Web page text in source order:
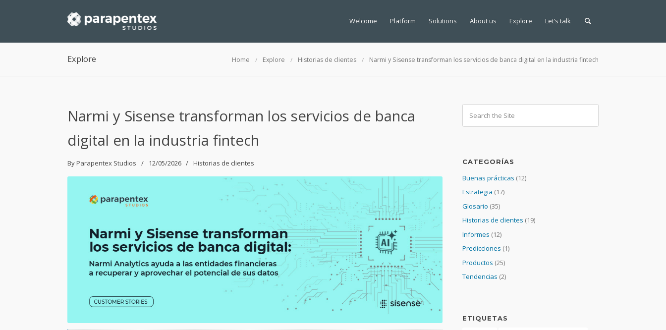
Welcome Platform Solutions About us Explore Let’s talk
Explore Home Explore Historias de clientes Narmi y Sisense transforman los servicios de banca digital en la industria fintech
Narmi y Sisense transforman los servicios de banca
digital en la industria fintech
ByParapentex Studios 12/05/2026 Historias de clientes CATEGORÍAS
Buenas prácticas (12)
Estrategia (17)
Glosario (35)
Historias de clientes (19)
Informes (12)
Predicciones (1)
Productos (25)
Tendencias (2)
ETIQUETAS